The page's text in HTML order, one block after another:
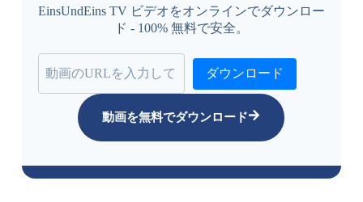
EinsUndEins TV ビデオをオンラインでダウンロー
ド - 100% 無料で安全。
ダウンロード
動画を無料でダウンロード